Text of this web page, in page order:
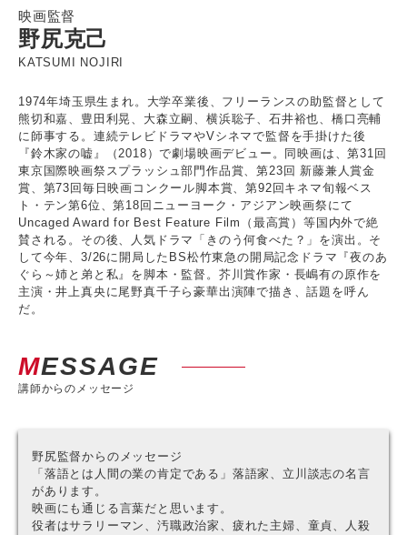
映画監督
野尻克己
KATSUMI NOJIRI
1974年埼玉県生まれ。大学卒業後、フリーランスの助監督として
熊切和嘉、豊田利晃、大森立嗣、横浜聡子、石井裕也、橋口亮輔
に師事する。連続テレビドラマやVシネマで監督を手掛けた後
『鈴木家の嘘』（2018）で劇場映画デビュー。同映画は、第31回
東京国際映画祭スプラッシュ部門作品賞、第23回 新藤兼人賞金
賞、第73回毎日映画コンクール脚本賞、第92回キネマ旬報ベス
ト・テン第6位、第18回ニューヨーク・アジアン映画祭にて
Uncaged Award for Best Feature Film（最高賞）等国内外で絶
賛される。その後、人気ドラマ「きのう何食べた？」を演出。そ
して今年、3/26に開局したBS松竹東急の開局記念ドラマ『夜のあ
ぐら～姉と弟と私』を脚本・監督。芥川賞作家・長嶋有の原作を
主演・井上真央に尾野真千子ら豪華出演陣で描き、話題を呼ん
だ。
MESSAGE
講師からのメッセージ
野尻監督からのメッセージ
「落語とは人間の業の肯定である」落語家、立川談志の名言
があります。
映画にも通じる言葉だと思います。
役者はサラリーマン、汚職政治家、疲れた主婦、童貞、人殺